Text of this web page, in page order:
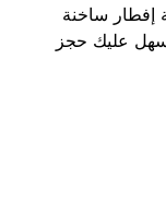
إفطار ساخنة
عليك حجز